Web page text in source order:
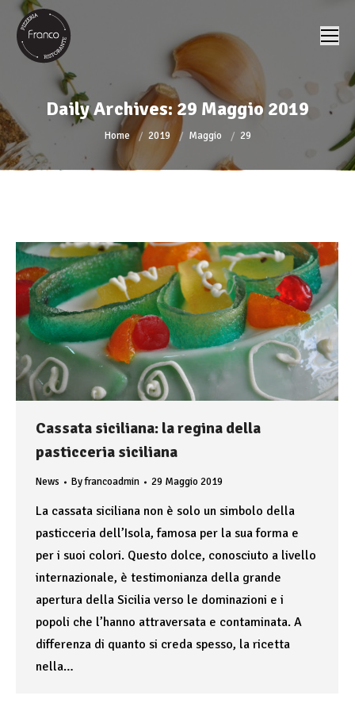
Daily Archives: 29 Maggio 2019
You are here:
Home 2019 Maggio 29
Cassata siciliana: la regina della
pasticceria siciliana
News Byfrancoadmin 29 Maggio 2019
La cassata siciliana non è solo un simbolo della
pasticceria dell’Isola, famosa per la sua forma e
per i suoi colori. Questo dolce, conosciuto a livello
internazionale, è testimonianza della grande
apertura della Sicilia verso le dominazioni e i
popoli che l’hanno attraversata e contaminata. A
differenza di quanto si creda spesso, la ricetta
nella…